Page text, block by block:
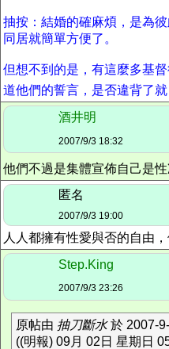
抽按：結婚的確麻煩，是為
同居就簡單方便了。
但想不到的是，有這麼多基
道他們的誓言，是否違背了
酒井明
2007/9/3 18:32
他們不過是集體宣佈自己是性
匿名
2007/9/3 19:00
人人都擁有性愛與否的自由
Step.King
2007/9/3 23:26
原帖由 抽刀斷水於 2007-
((明報) 09月 02日 星期日